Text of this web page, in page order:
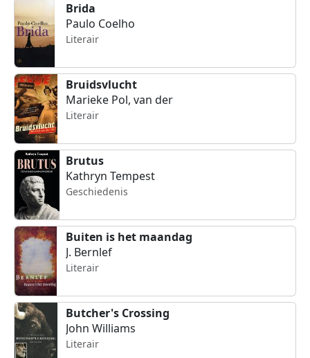
Brida
Paulo Coelho
Literair
Bruidsvlucht
Marieke Pol, van der
Literair
Brutus
Kathryn Tempest
Geschiedenis
Buiten is het maandag
J. Bernlef
Literair
Butcher's Crossing
John Williams
Literair